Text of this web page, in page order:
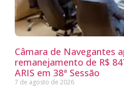
Câmara de Navegantes
remanejamento de R$
ARIS em 38ª Sessão
7 de agosto de 2026